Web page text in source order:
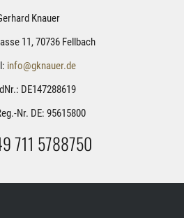
Knauer
11, 70736 Fellbach
info@gknauer.de
DE147288619
Nr. DE: 95615800
711 5788750